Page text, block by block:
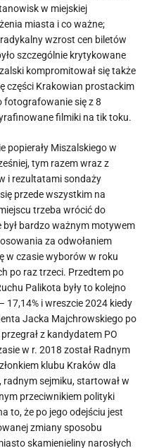
w miejskiej
miasta i co ważne;
wzrost cen biletów
szczególnie krytykowane
kompromitował się także
części Krakowian prostackim
fotografowanie się z 8
filmiki na tik toku.
popierały Miszalskiego w
tym razem wraz z
i rezultatami sondaży
przede wszystkim na
trzeba wrócić do
bardzo ważnym motywem
za odwołaniem
w czasie wyborów w roku
po raz trzeci. Przedtem po
Palikota były to kolejno
17,14% i wreszcie 2024 kiedy
Jacka Majchrowskiego po
z kandydatem PO
w r. 2018 został Radnym
klubu Kraków dla
radnym sejmiku, startował w
przeciwnikiem polityki
to, że po jego odejściu jest
zmiany sposobu
skamienieliny narosłych